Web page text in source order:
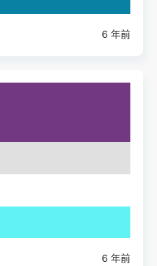
6 年前
6 年前